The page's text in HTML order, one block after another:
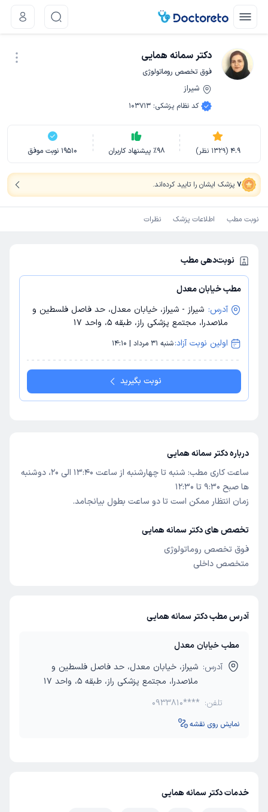
دکتر سمانه همایی
فوق تخصص روماتولوژی
شیراز
کد نظام پزشکی:
103713
4.9
(
1329 نظر) ٪98 پیشنهاد کاربران 19510 نوبت موفق
7 پزشک ایشان را تایید کرده‌اند.
نوبت مطب اطلاعات پزشک نظرات
نوبت‌دهی مطب
مطب خیابان معدل
آدرس: شیراز - شیراز، خیابان معدل، حد فاصل فلسطین و
ملاصدرا، مجتمع پزشکی راز، طبقه 5، واحد 17
اولین نوبت آزاد:شنبه 31 مرداد | 14:10
نوبت بگیرید
درباره دکتر سمانه همایی
ساعت کاری مطب: شنبه تا چهارشنبه از ساعت ۱۳:۴۰ الی ۲۰، دوشنبه
ها صبح ۹:۳۰ تا ۱۲:۳۰
زمان انتظار ممکن است تا دو ساعت بطول بیانجامد.
تخصص های دکتر سمانه همایی
فوق تخصص روماتولوژی
متخصص داخلی
آدرس مطب دکتر سمانه همایی
مطب خیابان معدل
آدرس: شیراز، خیابان معدل، حد فاصل فلسطین و
ملاصدرا، مجتمع پزشکی راز، طبقه 5، واحد 17
تلفن: 0933810****
نمایش روی نقشه
خدمات دکتر سمانه همایی